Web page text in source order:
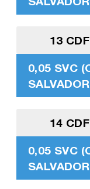
13
0,05 SVC
14
0,05 SVC